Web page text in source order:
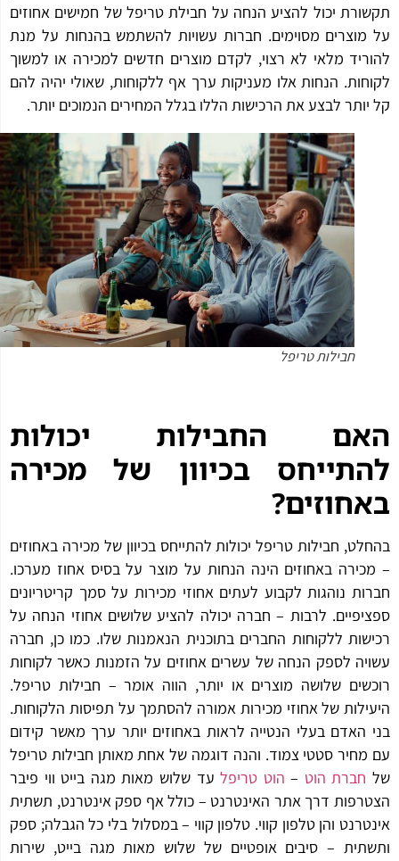
יכול להציע הנחה על חבילת טריפל של חמישים אחוזים
מסוימים. חברות עשויות להשתמש בהנחות על מנת
מלאי לא רצוי, לקדם מוצרים חדשים למכירה או למשוך
הנחות אלו מעניקות ערך אף ללקוחות, שאולי יהיה להם
לבצע את הרכישות הללו בגלל המחירים הנמוכים יותר.
חבילות טריפל
החבילות יכולות
בכיוון של מכירה
חבילות טריפל יכולות להתייחס בכיוון של מכירה באחוזים
באחוזים הינה הנחות על מוצר על בסיס אחוז מערכו.
נוהגות לקבוע לעתים אחוזי מכירות על סמך קריטריונים
לרבות – חברה יכולה להציע שלושים אחוזי הנחה על
ללקוחות החברים בתוכנית הנאמנות שלו. כמו כן, חברה
לספק הנחה של עשרים אחוזים על הזמנות כאשר לקוחות
שלושה מוצרים או יותר, הווה אומר – חבילות טריפל.
של אחוזי מכירות אמורה להסתמך על תפיסות הלקוחות.
האדם בעלי הנטייה לראות באחוזים יותר ערך מאשר קידום
סטטי צמוד. והנה דוגמה של אחת מאותן חבילות טריפל
חברת הוט –הוט טריפלעד שלוש מאות מגה בייט ווי פיבר
דרך אתר האינטרנט – כולל אף ספק אינטרנט, תשתית
והן טלפון קווי. טלפון קווי – במסלול בלי כל הגבלה; ספק
– סיבים אופטיים של שלוש מאות מגה בייט, שירות